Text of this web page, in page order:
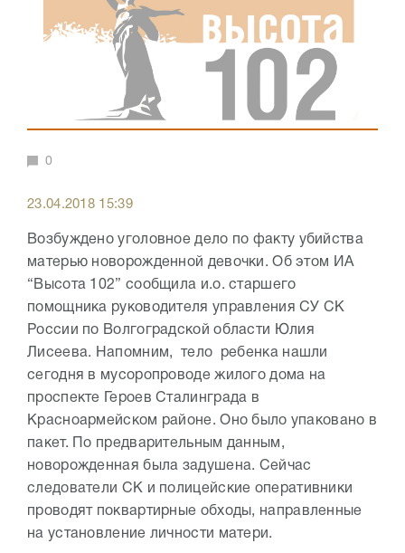
0
23.04.2018 15:39
Возбуждено уголовное дело по факту убийства
матерью новорожденной девочки. Об этом ИА
“Высота 102” сообщила и.о. старшего
помощника руководителя управления СУ СК
России по Волгоградской области Юлия
Лисеева. Напомним, тело ребенка нашли
сегодня в мусоропроводе жилого дома на
проспекте Героев Сталинграда в
Красноармейском районе. Оно было упаковано в
пакет. По предварительным данным,
новорожденная была задушена. Сейчас
следователи СК и полицейские оперативники
проводят поквартирные обходы, направленные
на установление личности матери.